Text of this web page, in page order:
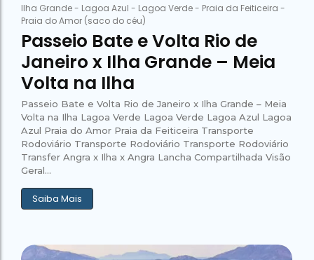
Ilha Grande- Lagoa Azul - Lagoa Verde- Praia da Feiticeira -
Praia do Amor (saco do céu)
Passeio Bate e Volta Rio de
Janeiro x Ilha Grande – Meia
Volta na Ilha
Passeio Bate e Volta Rio de Janeiro x Ilha Grande – Meia
Volta na Ilha Lagoa Verde Lagoa Verde Lagoa Azul Lagoa
Azul Praia do Amor Praia da Feiticeira Transporte
Rodoviário Transporte Rodoviário Transporte Rodoviário
Transfer Angra x Ilha x Angra Lancha Compartilhada Visão
Geral...
Saiba Mais